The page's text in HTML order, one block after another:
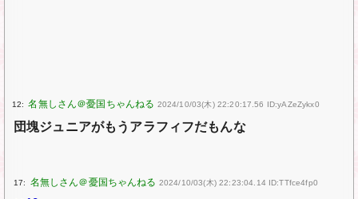
12: 2024/10/03(木) 22:20:17.56 ID:yAZeZykx0
団塊ジュニアがもうアラフィフだもんな
17: 2024/10/03(木) 22:23:04.14 ID:TTfce4fp0